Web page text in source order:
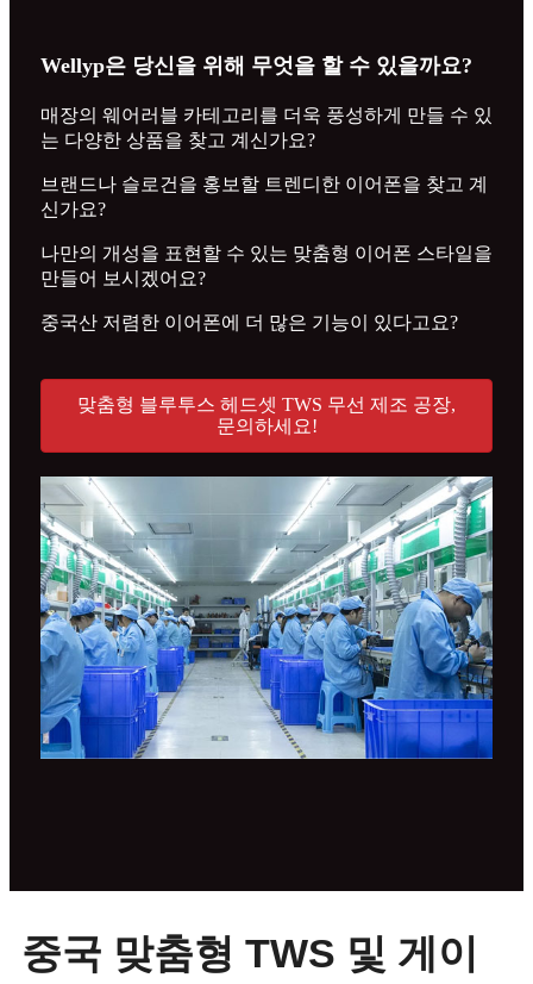
Wellyp은 당신을 위해 무엇을 할 수 있을까요?
매장의 웨어러블 카테고리를 더욱 풍성하게 만들 수 있
는 다양한 상품을 찾고 계신가요?
브랜드나 슬로건을 홍보할 트렌디한 이어폰을 찾고 계
신가요?
나만의 개성을 표현할 수 있는 맞춤형 이어폰 스타일을
만들어 보시겠어요?
중국산 저렴한 이어폰에 더 많은 기능이 있다고요?
맞춤형 블루투스 헤드셋 TWS 무선 제조 공장,
문의하세요!
중국 맞춤형 TWS 및 게이